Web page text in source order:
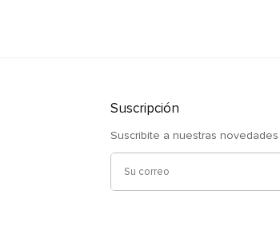
Suscripción
Suscribite a nuestras novedades